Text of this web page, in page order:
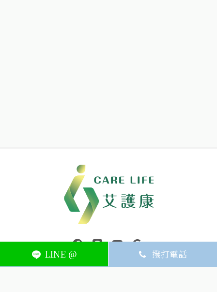
LINE @ 撥打電話
中壢醫療器材｜醫療器材補助｜出院醫療器材｜平鎮醫療器材｜艾
連結到facebook(另開視窗)
連結到Line(另開視窗)
連結到Youtube(另開視窗)
ABOUT